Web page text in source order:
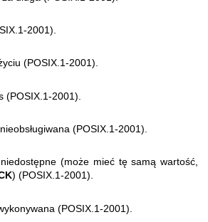
2001).
(POSIX.1-2001).
(POSIX.1-2001).
(POSIX.1-2001).
(może mieć tę samą wartość,
) (POSIX.1-2001).
(POSIX.1-2001).